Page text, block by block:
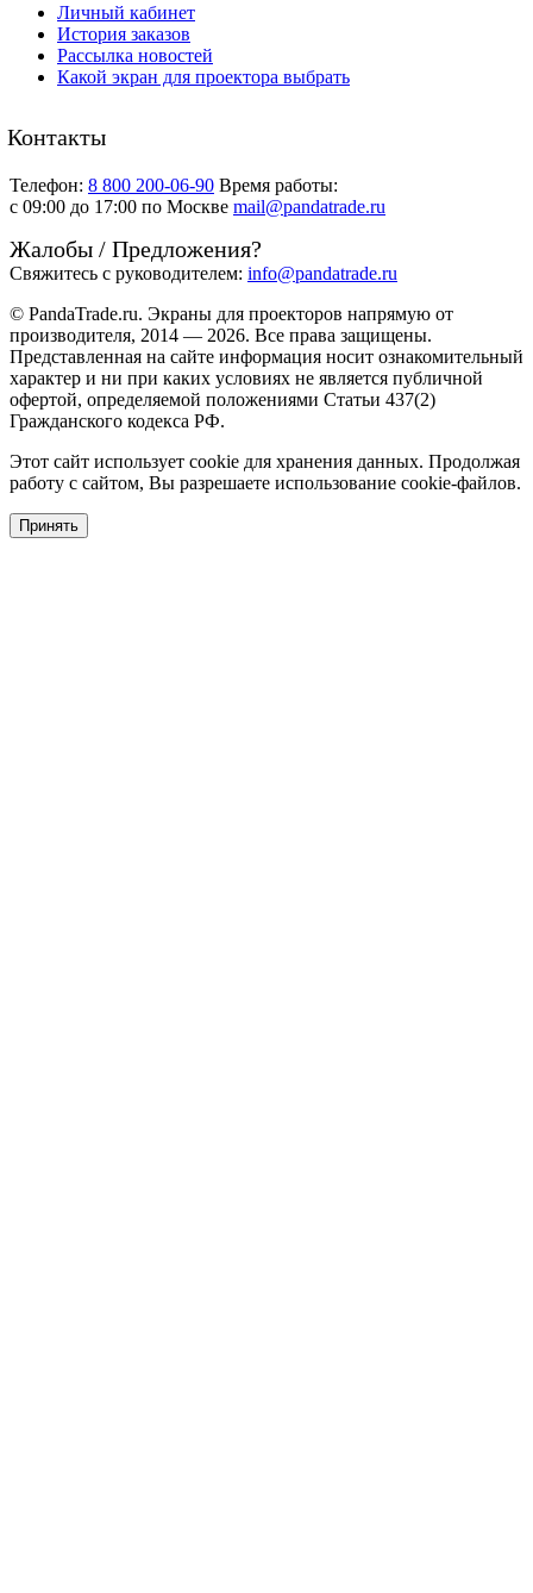
Личный кабинет
История заказов
Рассылка новостей
Какой экран для проектора выбрать
Контакты
Телефон: 8 800 200-06-90 Время работы:
c 09:00 до 17:00 по Москве mail@pandatrade.ru
Жалобы / Предложения?
Свяжитесь с руководителем: info@pandatrade.ru
© PandaTrade.ru. Экраны для проекторов напрямую от
производителя, 2014 — 2026. Все права защищены.
Представленная на сайте информация носит ознакомительный
характер и ни при каких условиях не является публичной
офертой, определяемой положениями Статьи 437(2)
Гражданского кодекса РФ.
Этот сайт использует cookie для хранения данных. Продолжая
работу с сайтом, Вы разрешаете использование cookie-файлов.
Принять